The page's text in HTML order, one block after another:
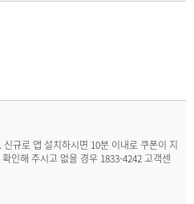
규로 앱 설치하시면 10분 이내로 쿠폰이 지
인해 주시고 없을 경우 1833-4242 고객센